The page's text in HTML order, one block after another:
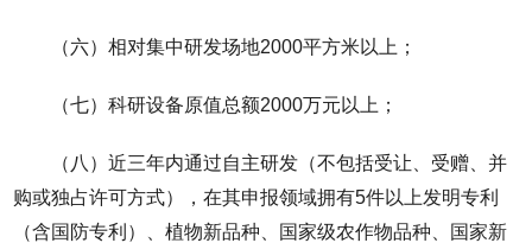
（六）相对集中研发场地2000平方米以上；
（七）科研设备原值总额2000万元以上；
（八）近三年内通过自主研发（不包括受让、受赠、并
购或独占许可方式），在其申报领域拥有5件以上发明专利
（含国防专利）、植物新品种、国家级农作物品种、国家新